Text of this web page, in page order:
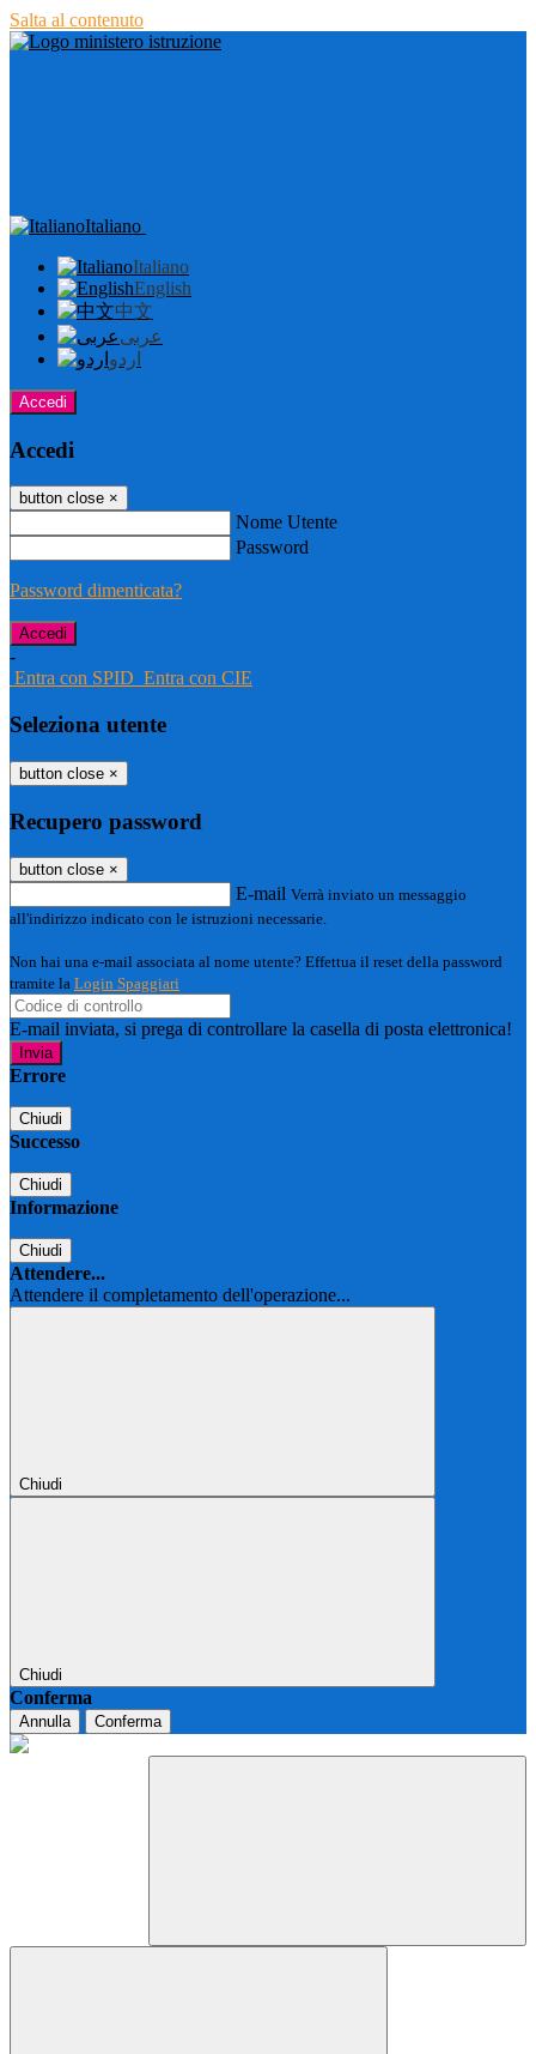
Salta al contenuto
Italiano
Italiano
English
中文
عربى
اردو
Accedi
Accedi
button close ×
Nome Utente
Password
Password dimenticata?
-
Entra con SPID Entra con CIE
Seleziona utente
button close ×
Recupero password
button close ×
E-mail Verrà inviato un messaggio
all'indirizzo indicato con le istruzioni necessarie.
Non hai una e-mail associata al nome utente? Effettua il reset della password
tramite la Login Spaggiari
E-mail inviata, si prega di controllare la casella di posta elettronica!
Errore
Chiudi
Successo
Chiudi
Informazione
Chiudi
Attendere...
Attendere il completamento dell'operazione...
Chiudi
Chiudi
Conferma
Annulla Conferma